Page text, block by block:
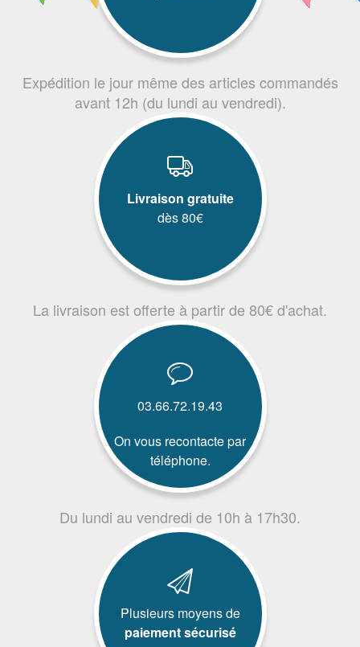
Expédition le jour même des articles commandés
avant 12h (du lundi au vendredi).
Livraison gratuite
dès 80€
La livraison est offerte à partir de 80€ d'achat.
03.66.72.19.43
On vous recontacte par
téléphone.
Du lundi au vendredi de 10h à 17h30.
Plusieurs moyens de
paiement sécurisé